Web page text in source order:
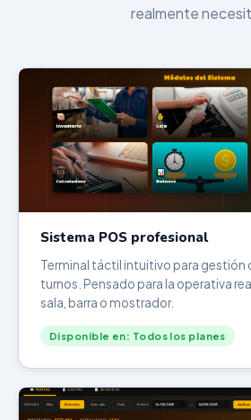
realmente
Sistema POS profesional
Terminal táctil intuitivo para gestión
turnos. Pensado para la operativa
sala, barra o mostrador.
Disponible en: Todos los planes